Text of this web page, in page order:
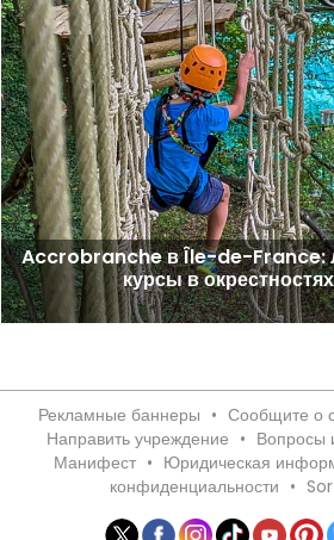
Accrobranche в Île-de-France:
курсы в
Рекламные баннеры • Сообщите о
Направить учреждение • Вопросы
Манифест • Юридическая
конфиденциальности •